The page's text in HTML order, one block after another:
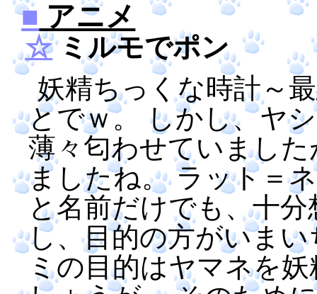
■ アニメ
☆ミルモでポン
妖精ちっくな時計～
とでｗ。 しかし、ヤ
薄々匂わせていまし
ましたね。 ラット＝
と名前だけでも、十
し、目的の方がいま
ミの目的はヤマネを